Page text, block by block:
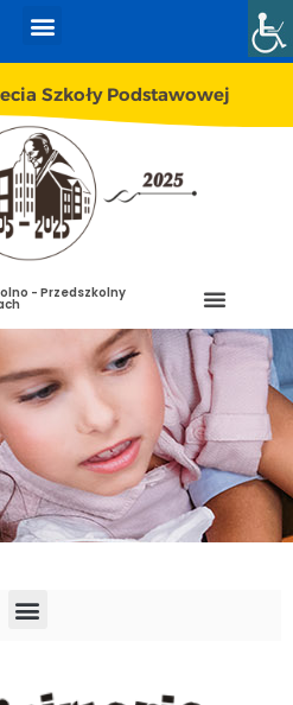
Szkoły Podstawowej
- Przedszkolny